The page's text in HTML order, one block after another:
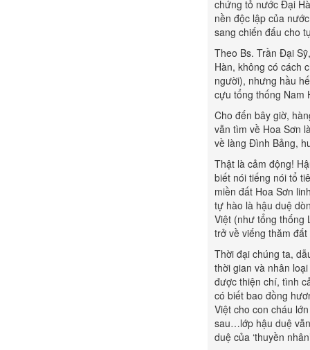
chứng tỏ nước Đại
nền độc lập của
sang chiến đấu cho
Theo Bs. Trần Đại
Hàn, không có cách
người), nhưng hầu
cựu tổng thống Nam
Cho đến bây giờ,
vẫn tìm về Hoa Sơn
về làng Đình Bảng,
Thật là cảm động!
biết nói tiếng nói tổ
miền đất Hoa Sơn
tự hào là hậu duệ
Việt (như tổng thống
trở về viếng thăm đất
Thời đại chúng ta,
thời gian và nhân
được thiện chí, tình
có biết bao đồng
Việt cho con cháu
sau…lớp hậu duệ
duệ của ‘thuyền